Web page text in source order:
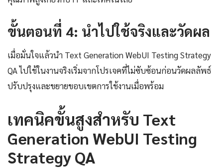
ขั้นตอนที่ 4: นำไปใช้จริงและวัดผล
เมื่อมั่นใจแล้วนำ Text Generation WebUI Testing Strategy
QA ไปใช้ในงานจริงเริ่มจากโปรเจคที่ไม่ซับซ้อนก่อนวัดผลลัพธ์
ปรับปรุงและขยายขอบเขตการใช้งานเมื่อพร้อม
เทคนิคขั้นสูงสำหรับ Text
Generation WebUI Testing
Strategy QA